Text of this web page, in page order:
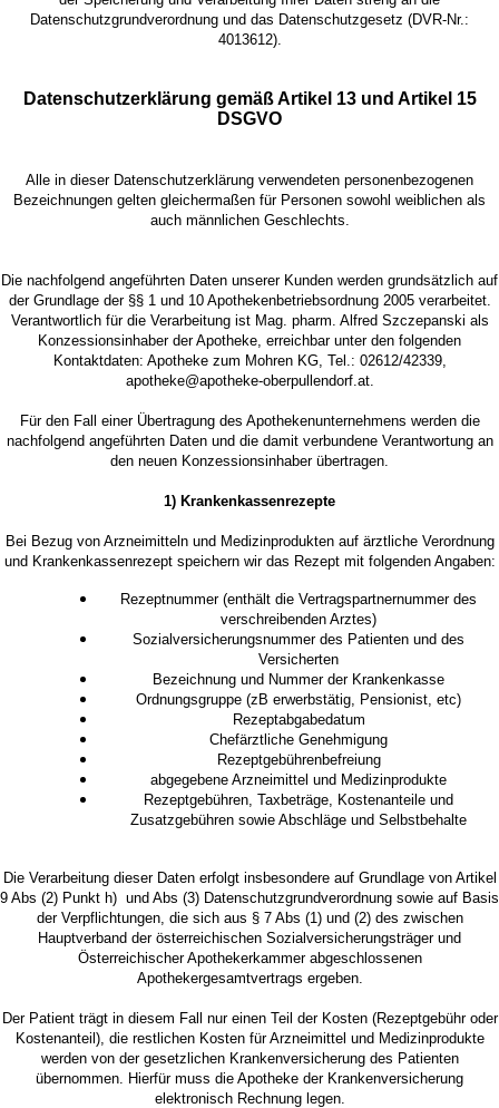
Datenschutzgrundverordnung und das Datenschutzgesetz (DVR-Nr.:
4013612).
Datenschutzerklärung gemäß Artikel 13 und Artikel 15
DSGVO
Alle in dieser Datenschutzerklärung verwendeten personenbezogenen
Bezeichnungen gelten gleichermaßen für Personen sowohl weiblichen als
auch männlichen Geschlechts.
Die nachfolgend angeführten Daten unserer Kunden werden grundsätzlich auf
der Grundlage der §§ 1 und 10 Apothekenbetriebsordnung 2005 verarbeitet.
Verantwortlich für die Verarbeitung ist Mag. pharm. Alfred Szczepanski als
Konzessionsinhaber der Apotheke, erreichbar unter den folgenden
Kontaktdaten: Apotheke zum Mohren KG, Tel.: 02612/42339,
apotheke@apotheke-oberpullendorf.at.
Für den Fall einer Übertragung des Apothekenunternehmens werden die
nachfolgend angeführten Daten und die damit verbundene Verantwortung an
den neuen Konzessionsinhaber übertragen.
1) Krankenkassenrezepte
Bei Bezug von Arzneimitteln und Medizinprodukten auf ärztliche Verordnung
und Krankenkassenrezept speichern wir das Rezept mit folgenden Angaben:
Rezeptnummer (enthält die Vertragspartnernummer des
verschreibenden Arztes)
Sozialversicherungsnummer des Patienten und des
Versicherten
Bezeichnung und Nummer der Krankenkasse
Ordnungsgruppe (zB erwerbstätig, Pensionist, etc)
Rezeptabgabedatum
Chefärztliche Genehmigung
Rezeptgebührenbefreiung
abgegebene Arzneimittel und Medizinprodukte
Rezeptgebühren, Taxbeträge, Kostenanteile und
Zusatzgebühren sowie Abschläge und Selbstbehalte
Die Verarbeitung dieser Daten erfolgt insbesondere auf Grundlage von Artikel
9 Abs (2) Punkt h) und Abs (3) Datenschutzgrundverordnung sowie auf Basis
der Verpflichtungen, die sich aus § 7 Abs (1) und (2) des zwischen
Hauptverband der österreichischen Sozialversicherungsträger und
Österreichischer Apothekerkammer abgeschlossenen
Apothekergesamtvertrags ergeben.
Der Patient trägt in diesem Fall nur einen Teil der Kosten (Rezeptgebühr oder
Kostenanteil), die restlichen Kosten für Arzneimittel und Medizinprodukte
werden von der gesetzlichen Krankenversicherung des Patienten
übernommen. Hierfür muss die Apotheke der Krankenversicherung
elektronisch Rechnung legen.